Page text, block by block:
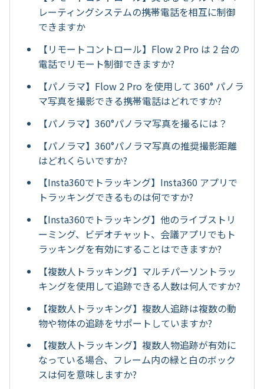
レーティングシステムの携帯電話を相互に制御
できますか
【リモートコントロール】Flow 2 Pro は 2 台の
電話でリモート制御できますか?
【パノラマ】Flow 2 Pro を使用して 360° パノラ
マ写真を撮影できる携帯電話はどれですか?
【パノラマ】360°パノラマ写真を撮るには？
【パノラマ】360°パノラマ写真の推奨撮影距離
はどれくらいですか?
【Insta360でトラッキング】Insta360 アプリで
トラッキングできるものは何ですか?
【Insta360でトラッキング】他のライブストリ
ーミング、ビデオチャット、会議アプリでもト
ラッキングを有効にすることはできますか?
【複数人トラッキング】マルチパーソントラッ
キングを使用して追跡できる人数は何人ですか?
【複数人トラッキング】複数人追跡は複数の動
物や物体の追跡をサポートしていますか?
【複数人トラッキング】複数人物追跡が有効に
なっている場合、フレーム内の緑と白のボック
スは何を意味しますか?